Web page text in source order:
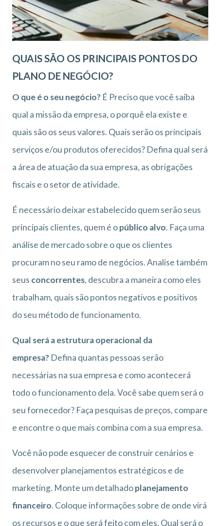
QUAIS SÃO OS PRINCIPAIS PONTOS DO
PLANO DE NEGÓCIO?
O que é o seu negócio? É Preciso que você saiba
qual a missão da empresa, o porquê ela existe e
quais são os seus valores. Quais serão os principais
serviços e/ou produtos oferecidos? Defina qual será
a área de atuação da sua empresa, as obrigações
fiscais e o setor de atividade.
É necessário deixar estabelecido quem serão seus
principais clientes, quem é opúblico alvo. Faça uma
análise de mercado sobre o que os clientes
procuram no seu ramo de negócios. Analise também
seus concorrentes, descubra a maneira como eles
trabalham, quais são pontos negativos e positivos
do seu método de funcionamento.
Qual será a estrutura operacional da
empresa? Defina quantas pessoas serão
necessárias na sua empresa e como acontecerá
todo o funcionamento dela. Você sabe quem será o
seu fornecedor? Faça pesquisas de preços, compare
e encontre o que mais combina com a sua empresa.
Você não pode esquecer de construir cenários e
desenvolver planejamentos estratégicos e de
marketing. Monte um detalhadoplanejamento
financeiro. Coloque informações sobre de onde virá
os recursos e o que será feito com eles. Qual será o